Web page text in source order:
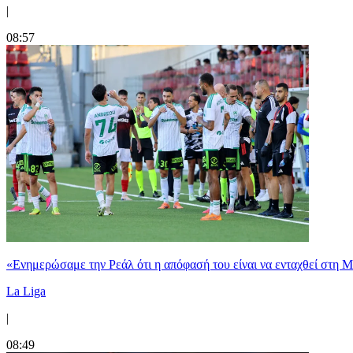
|
08:57
«Ενημερώσαμε την Ρεάλ ότι η απόφασή του είναι να ενταχθεί στη
La Liga
|
08:49